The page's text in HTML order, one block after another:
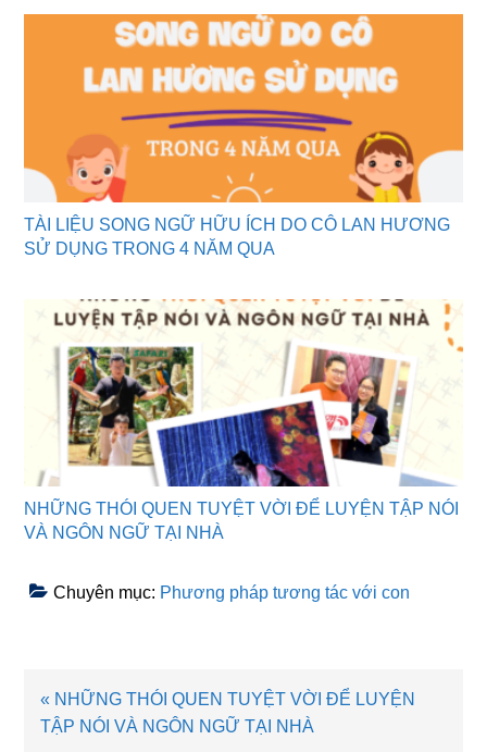
TÀI LIỆU SONG NGỮ HỮU ÍCH DO CÔ LAN HƯƠNG
SỬ DỤNG TRONG 4 NĂM QUA
NHỮNG THÓI QUEN TUYỆT VỜI ĐỂ LUYỆN TẬP NÓI
VÀ NGÔN NGỮ TẠI NHÀ
Chuyên mục: Phương pháp tương tác với con
Bài
viết
« NHỮNG THÓI QUEN TUYỆT VỜI ĐỂ LUYỆN
TẬP NÓI VÀ NGÔN NGỮ TẠI NHÀ